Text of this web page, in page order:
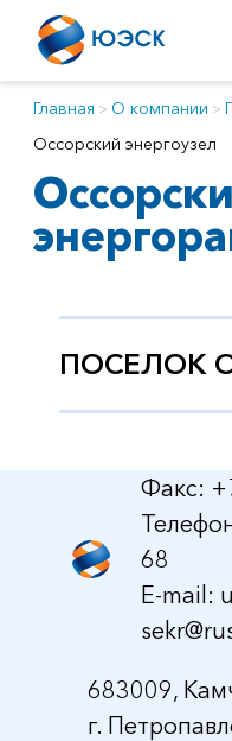
Главная О компании
Оссорский энергоузел
ПОСЕЛОК
Факс:
68
E-mail:
683009,
г.